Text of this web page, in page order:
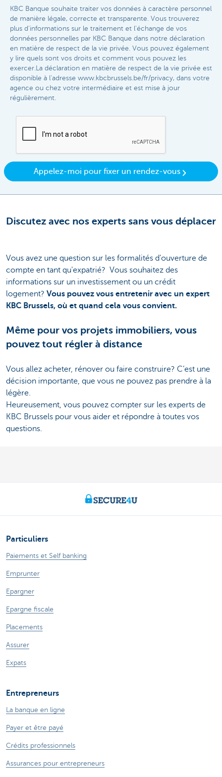
KBC Banque souhaite traiter vos données à caractère personnel
de manière légale, correcte et transparente. Vous trouverez
plus d'informations sur le traitement et l'échange de vos
données personnelles par KBC Banque dans notre déclaration
en matière de respect de la vie privée. Vous pouvez également
y lire quels sont vos droits et comment vous pouvez les
exercer.La déclaration en matière de respect de la vie privée est
disponible à l'adresse www.kbcbrussels.be/fr/privacy, dans votre
agence ou chez votre intermédiaire et est mise à jour
régulièrement.​
Appelez-moi pour fixer un rendez-vous
Discutez avec nos experts sans vous déplacer
Vous avez une question sur les formalités d'ouverture de
compte en tant qu'expatrié? Vous souhaitez des
informations sur un investissement ou un crédit
logement? Vous pouvez vous entretenir avec un expert
KBC Brussels, où et quand cela vous convient.
Même pour vos projets immobiliers, vous
pouvez tout régler à distance
Vous allez acheter, rénover ou faire construire? C’est une
décision importante, que vous ne pouvez pas prendre à la
légère.
Heureusement, vous pouvez compter sur les experts de
KBC Brussels pour vous aider et répondre à toutes vos
questions.
Particuliers
Paiements et Self banking
Emprunter
Epargner
Epargne fiscale
Placements
Assurer
Expats
Entrepreneurs
La banque en ligne
Payer et être payé
Crédits professionnels
Assurances pour entrepreneurs